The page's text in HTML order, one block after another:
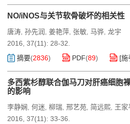
NO/iNOS与关节软骨破坏的相关性
唐涛, 孙先润 , 姜艳萍, 张敏, 马骅, 龙宇
2016, 37(11): 28-32.
摘要(2836) PDF(89) [施
多西紫杉醇联合伽马刀对肝癌细胞
的影响
李静娴 , 何迷, 柳瑞, 邢艺苑, 简远熙, 王家
2016, 37(11): 33-36.